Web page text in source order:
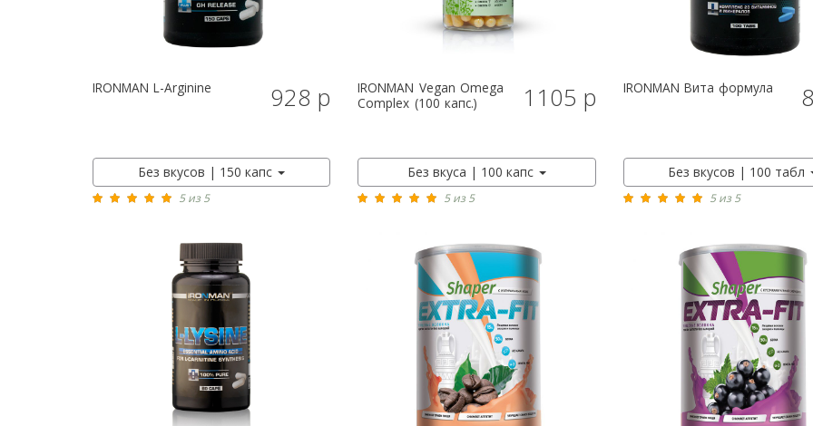
IRONMAN L-Arginine 928 р КУПИТЬ
Без вкусов | 150 капс
5 из 5
IRONMAN Vegan Omega
Complex (100 капс.)
1105 р КУПИТЬ
Без вкуса | 100 капс
5 из 5
IRONMAN Вита формула
Без вкусов | 100 табл
5 из 5